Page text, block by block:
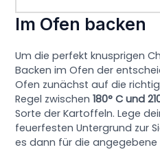
Im Ofen backen
Um die perfekt knusprigen
Backen im Ofen der
Ofen zunächst auf die
Regel zwischen180° C und
Sorte der Kartoffeln. Lege
feuerfesten Untergrund zur
es dann für die angegebene